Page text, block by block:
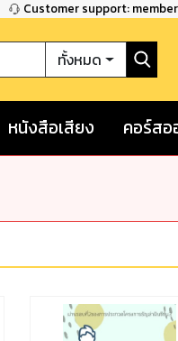
Customer support:
ทั้งหมด
หนังสือเสียง คอร์สอ